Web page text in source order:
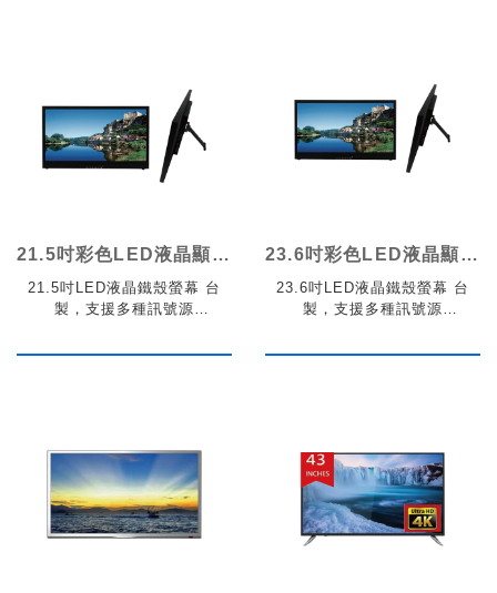
21.5吋彩色LED液晶顯示器鐵殼
21.5吋LED液晶鐵殼螢幕 台
製，支援多種訊號源
23.6吋彩色LED液晶顯示器鐵殼
23.6吋LED液晶鐵殼螢幕 台
製，支援多種訊號源